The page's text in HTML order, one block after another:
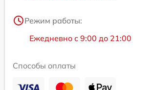
Режим работы:
Ежедневно с 9:00 до 21:00
Способы оплаты